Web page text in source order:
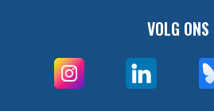
VOLG ONS